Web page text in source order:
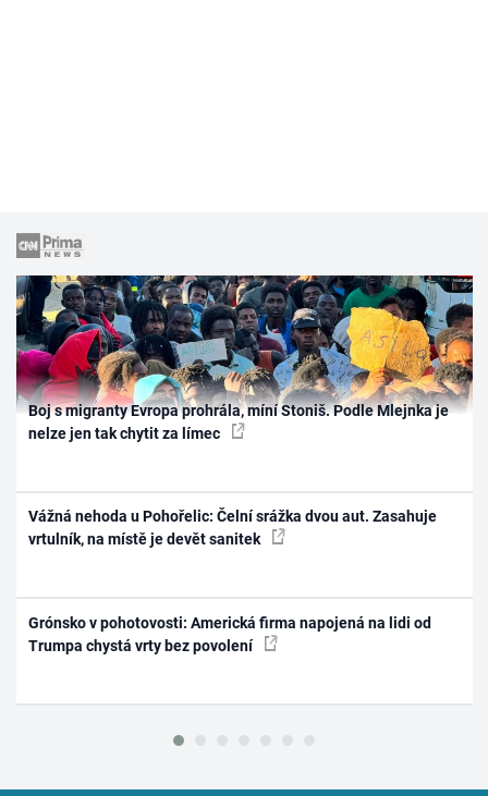
Boj s migranty Evropa prohrála, míní Stoniš. Podle Mlejnka je
nelze jen tak chytit za límec
Vážná nehoda u Pohořelic: Čelní srážka dvou aut. Zasahuje
vrtulník, na místě je devět sanitek
Grónsko v pohotovosti: Americká firma napojená na lidi od
Trumpa chystá vrty bez povolení